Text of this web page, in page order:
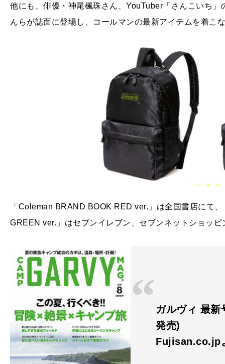
他にも、俳優・神尾楓珠さん、YouTuber「さんこいち
んらが誌面に登場し、コールマンの最新アイテムを着こ
「Coleman BRAND BOOK RED ver.」は全国書店にて
GREEN ver.」はセブンイレブン、セブンネットショッ
ガルヴィ 最新
発売)
Fujisan.co.jp